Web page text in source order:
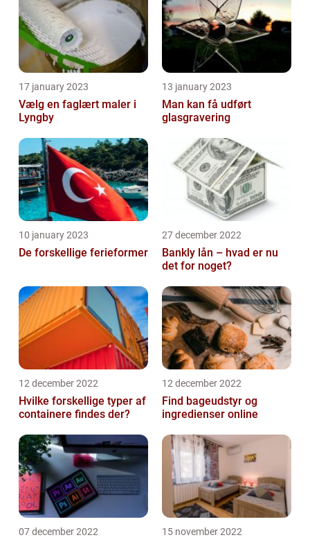
17 january 2023
Vælg en faglært maler i
Lyngby
13 january 2023
Man kan få udført
glasgravering
10 january 2023
De forskellige ferieformer
27 december 2022
Bankly lån – hvad er nu
det for noget?
12 december 2022
Hvilke forskellige typer af
containere findes der?
12 december 2022
Find bageudstyr og
ingredienser online
07 december 2022 15 november 2022